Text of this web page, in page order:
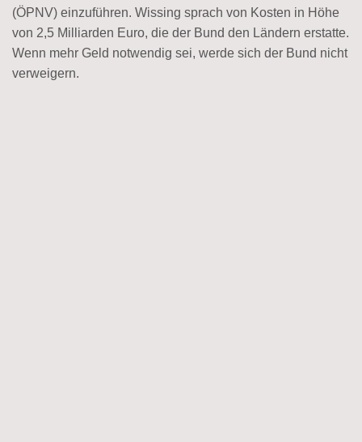
(ÖPNV) einzuführen. Wissing sprach von Kosten in Höhe
von 2,5 Milliarden Euro, die der Bund den Ländern erstatte.
Wenn mehr Geld notwendig sei, werde sich der Bund nicht
verweigern.